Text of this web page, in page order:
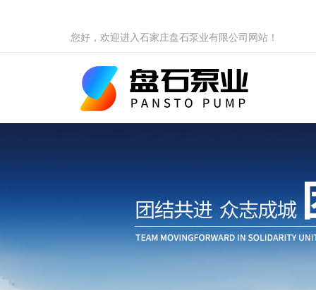
您好，欢迎进入石家庄盘石泵业有限公司网站！